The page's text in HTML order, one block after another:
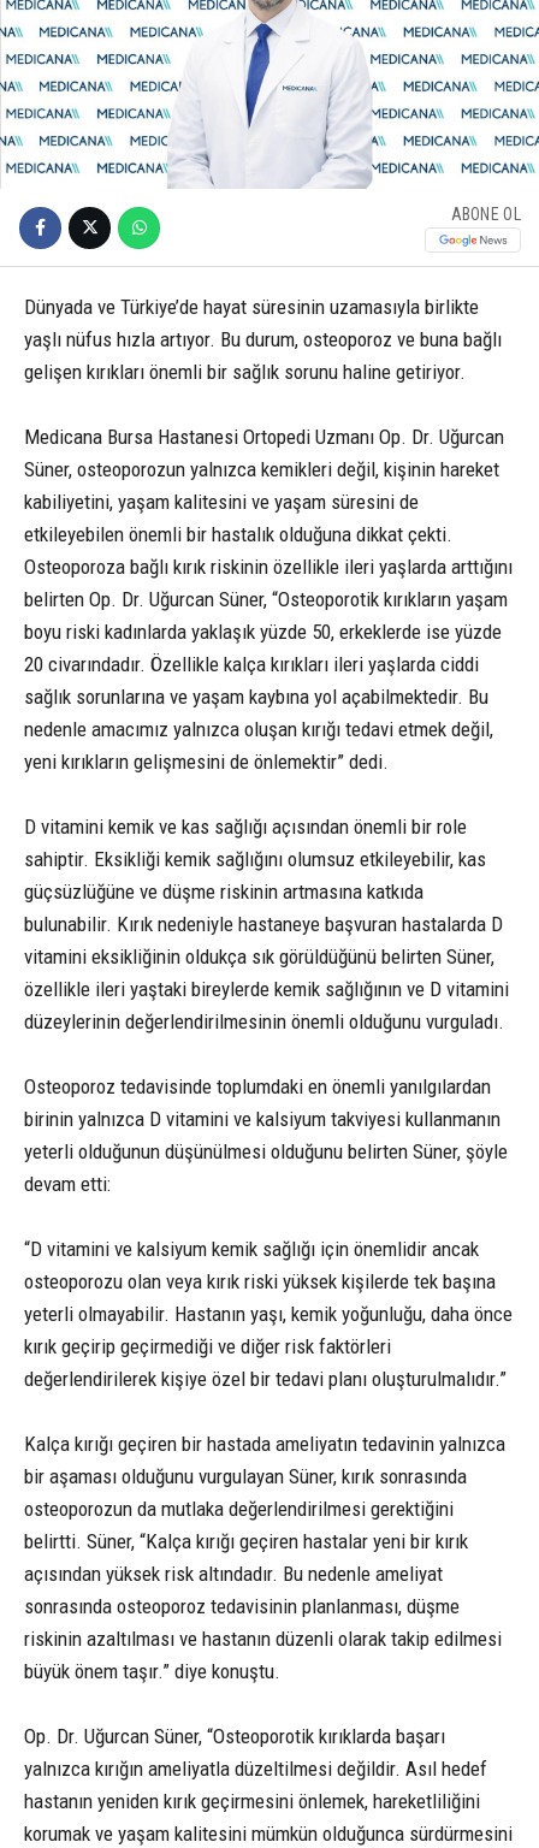
ABONE OL
Dünyada ve Türkiye’de hayat süresinin uzamasıyla birlikte
yaşlı nüfus hızla artıyor. Bu durum, osteoporoz ve buna bağlı
gelişen kırıkları önemli bir sağlık sorunu haline getiriyor.
Medicana Bursa Hastanesi Ortopedi Uzmanı Op. Dr. Uğurcan
Süner, osteoporozun yalnızca kemikleri değil, kişinin hareket
kabiliyetini, yaşam kalitesini ve yaşam süresini de
etkileyebilen önemli bir hastalık olduğuna dikkat çekti.
Osteoporoza bağlı kırık riskinin özellikle ileri yaşlarda arttığını
belirten Op. Dr. Uğurcan Süner, “Osteoporotik kırıkların yaşam
boyu riski kadınlarda yaklaşık yüzde 50, erkeklerde ise yüzde
20 civarındadır. Özellikle kalça kırıkları ileri yaşlarda ciddi
sağlık sorunlarına ve yaşam kaybına yol açabilmektedir. Bu
nedenle amacımız yalnızca oluşan kırığı tedavi etmek değil,
yeni kırıkların gelişmesini de önlemektir” dedi.
D vitamini kemik ve kas sağlığı açısından önemli bir role
sahiptir. Eksikliği kemik sağlığını olumsuz etkileyebilir, kas
güçsüzlüğüne ve düşme riskinin artmasına katkıda
bulunabilir. Kırık nedeniyle hastaneye başvuran hastalarda D
vitamini eksikliğinin oldukça sık görüldüğünü belirten Süner,
özellikle ileri yaştaki bireylerde kemik sağlığının ve D vitamini
düzeylerinin değerlendirilmesinin önemli olduğunu vurguladı.
Osteoporoz tedavisinde toplumdaki en önemli yanılgılardan
birinin yalnızca D vitamini ve kalsiyum takviyesi kullanmanın
yeterli olduğunun düşünülmesi olduğunu belirten Süner, şöyle
devam etti:
“D vitamini ve kalsiyum kemik sağlığı için önemlidir ancak
osteoporozu olan veya kırık riski yüksek kişilerde tek başına
yeterli olmayabilir. Hastanın yaşı, kemik yoğunluğu, daha önce
kırık geçirip geçirmediği ve diğer risk faktörleri
değerlendirilerek kişiye özel bir tedavi planı oluşturulmalıdır.”
Kalça kırığı geçiren bir hastada ameliyatın tedavinin yalnızca
bir aşaması olduğunu vurgulayan Süner, kırık sonrasında
osteoporozun da mutlaka değerlendirilmesi gerektiğini
belirtti. Süner, “Kalça kırığı geçiren hastalar yeni bir kırık
açısından yüksek risk altındadır. Bu nedenle ameliyat
sonrasında osteoporoz tedavisinin planlanması, düşme
riskinin azaltılması ve hastanın düzenli olarak takip edilmesi
büyük önem taşır.” diye konuştu.
Op. Dr. Uğurcan Süner, “Osteoporotik kırıklarda başarı
yalnızca kırığın ameliyatla düzeltilmesi değildir. Asıl hedef
hastanın yeniden kırık geçirmesini önlemek, hareketliliğini
korumak ve yaşam kalitesini mümkün olduğunca sürdürmesini